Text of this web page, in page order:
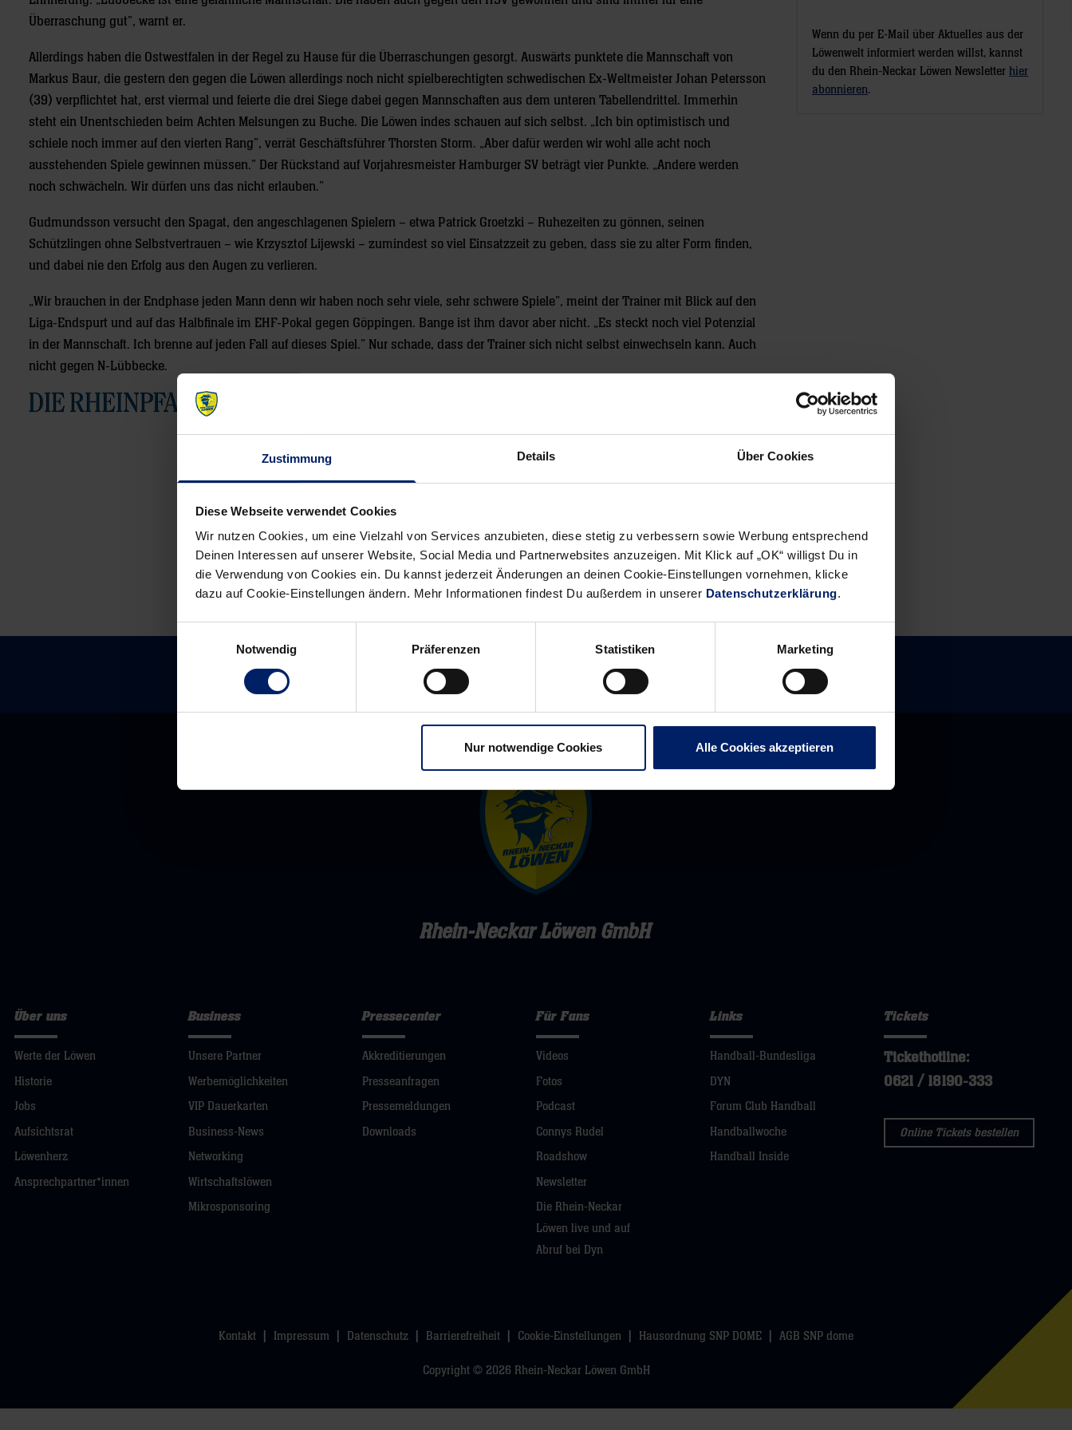
Zustimmung Details Über Cookies
Diese Webseite verwendet Cookies
Wir nutzen Cookies, um eine Vielzahl von Services anzubieten, diese stetig zu verbessern sowie Werbung entsprechend
Deinen Interessen auf unserer Website, Social Media und Partnerwebsites anzuzeigen. Mit Klick auf „OK“ willigst Du in
die Verwendung von Cookies ein. Du kannst jederzeit Änderungen an deinen Cookie-Einstellungen vornehmen, klicke
dazu auf Cookie-Einstellungen ändern. Mehr Informationen findest Du außerdem in unserer Datenschutzerklärung.
Notwendig
Präferenzen Statistiken Marketing
Nur notwendige Cookies Alle Cookies akzeptieren
Überraschung gut”, warnt er.
Allerdings haben die Ostwestfalen in der Regel zu Hause für die Überraschungen gesorgt. Auswärts punktete die Mannschaft von
Markus Baur, die gestern den gegen die Löwen allerdings noch nicht spielberechtigten schwedischen Ex-Weltmeister Johan Petersson
(39) verpflichtet hat, erst viermal und feierte die drei Siege dabei gegen Mannschaften aus dem unteren Tabellendrittel. Immerhin
steht ein Unentschieden beim Achten Melsungen zu Buche. Die Löwen indes schauen auf sich selbst. „Ich bin optimistisch und
schiele noch immer auf den vierten Rang”, verrät Geschäftsführer Thorsten Storm. „Aber dafür werden wir wohl alle acht noch
ausstehenden Spiele gewinnen müssen.” Der Rückstand auf Vorjahresmeister Hamburger SV beträgt vier Punkte. „Andere werden
noch schwächeln. Wir dürfen uns das nicht erlauben.”
Gudmundsson versucht den Spagat, den angeschlagenen Spielern – etwa Patrick Groetzki – Ruhezeiten zu gönnen, seinen
Schützlingen ohne Selbstvertrauen – wie Krzysztof Lijewski – zumindest so viel Einsatzzeit zu geben, dass sie zu alter Form finden,
und dabei nie den Erfolg aus den Augen zu verlieren.
„Wir brauchen in der Endphase jeden Mann denn wir haben noch sehr viele, sehr schwere Spiele”, meint der Trainer mit Blick auf den
Liga-Endspurt und auf das Halbfinale im EHF-Pokal gegen Göppingen. Bange ist ihm davor aber nicht. „Es steckt noch viel Potenzial
in der Mannschaft. Ich brenne auf jeden Fall auf dieses Spiel.” Nur schade, dass der Trainer sich nicht selbst einwechseln kann. Auch
nicht gegen N-Lübbecke.
13.04.2012
Wenn du per E-Mail über Aktuelles aus der
Löwenwelt informiert werden willst, kannst
du den Rhein-Neckar Löwen Newsletter hier
abonnieren.
previous
Prognosen
(BNN)
newst
die
Revanche
Gudmundsson
im
Rhein-Neckar Löwen GmbH
Über uns
Werte der Löwen
Historie
Jobs
Aufsichtsrat
Löwenherz
Ansprechpartner*innen
Business
Unsere Partner
Werbemöglichkeiten
VIP Dauerkarten
Business-News
Networking
Wirtschaftslöwen
Mikrosponsoring
Pressecenter
Akkreditierungen
Presseanfragen
Pressemeldungen
Downloads
Für Fans
Videos
Fotos
Podcast
Connys Rudel
Roadshow
Newsletter
Die Rhein-Neckar
Löwen live und auf
Abruf bei Dyn
Links
Handball-Bundesliga
DYN
Forum Club Handball
Handballwoche
Handball Inside
Tickets
Tickethotline:
0621 / 18190-333
Online Tickets bestellen
Kontakt Impressum Datenschutz Barrierefreiheit Cookie-Einstellungen Hausordnung SNP DOME AGB SNP dome
Copyright © 2026 Rhein-Neckar Löwen GmbH